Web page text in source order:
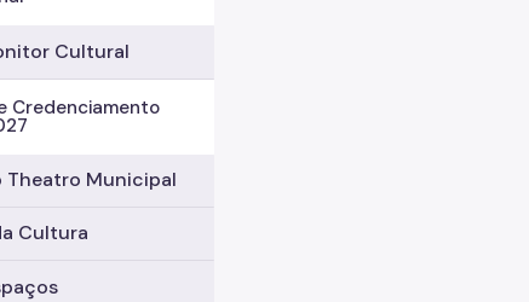
Cultural
Credenciamento
Theatro Municipal
Cultura